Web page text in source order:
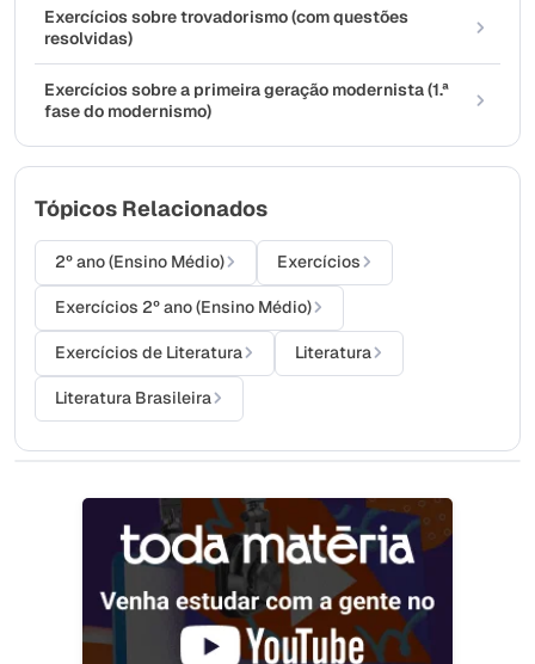
Exercícios sobre trovadorismo (com questões
resolvidas)
Exercícios sobre a primeira geração modernista (1.ª
fase do modernismo)
Tópicos Relacionados
2º ano (Ensino Médio) Exercícios
Exercícios 2º ano (Ensino Médio)
Exercícios de Literatura Literatura
Literatura Brasileira